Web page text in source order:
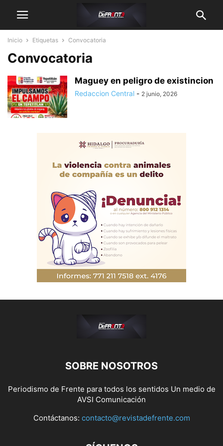
Inicio Etiquetas Convocatoria
Convocatoria
Maguey en peligro de existincion
Redaccion Central - 2 junio, 2026
SOBRE NOSOTROS
Periodismo de Frente para todos los sentidos Un medio de
AVSI Comunicación
Contáctanos: contacto@revistadefrente.com